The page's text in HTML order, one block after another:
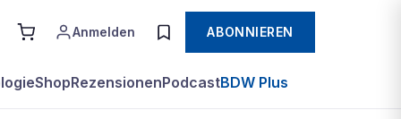
Anmelden ABONNIEREN
ShopRezensionenPodcastBDW Plus